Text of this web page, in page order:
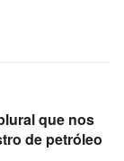
que nos
de petróleo